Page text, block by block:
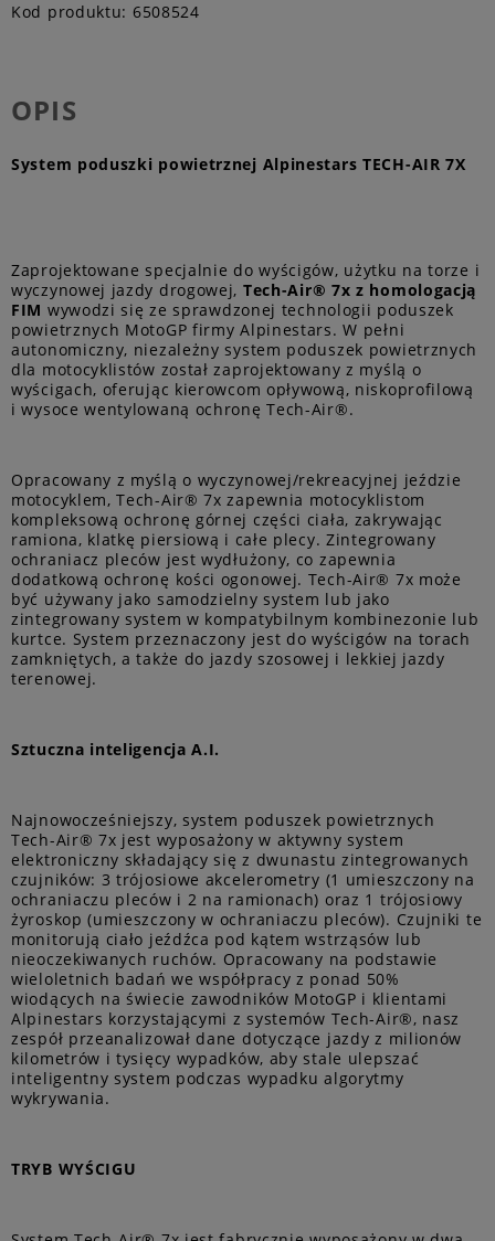
Kod produktu: 6508524
OPIS
System poduszki powietrznej Alpinestars TECH-AIR 7X
Zaprojektowane specjalnie do wyścigów, użytku na torze i
wyczynowej jazdy drogowej, Tech-Air® 7x z homologacją
FIM wywodzi się ze sprawdzonej technologii poduszek
powietrznych MotoGP firmy Alpinestars. W pełni
autonomiczny, niezależny system poduszek powietrznych
dla motocyklistów został zaprojektowany z myślą o
wyścigach, oferując kierowcom opływową, niskoprofilową
i wysoce wentylowaną ochronę Tech-Air®.
Opracowany z myślą o wyczynowej/rekreacyjnej jeździe
motocyklem, Tech-Air® 7x zapewnia motocyklistom
kompleksową ochronę górnej części ciała, zakrywając
ramiona, klatkę piersiową i całe plecy. Zintegrowany
ochraniacz pleców jest wydłużony, co zapewnia
dodatkową ochronę kości ogonowej. Tech-Air® 7x może
być używany jako samodzielny system lub jako
zintegrowany system w kompatybilnym kombinezonie lub
kurtce. System przeznaczony jest do wyścigów na torach
zamkniętych, a także do jazdy szosowej i lekkiej jazdy
terenowej.
Sztuczna inteligencja A.I.
Najnowocześniejszy, system poduszek powietrznych
Tech-Air® 7x jest wyposażony w aktywny system
elektroniczny składający się z dwunastu zintegrowanych
czujników: 3 trójosiowe akcelerometry (1 umieszczony na
ochraniaczu pleców i 2 na ramionach) oraz 1 trójosiowy
żyroskop (umieszczony w ochraniaczu pleców). Czujniki te
monitorują ciało jeźdźca pod kątem wstrząsów lub
nieoczekiwanych ruchów. Opracowany na podstawie
wieloletnich badań we współpracy z ponad 50%
wiodących na świecie zawodników MotoGP i klientami
Alpinestars korzystającymi z systemów Tech-Air®, nasz
zespół przeanalizował dane dotyczące jazdy z milionów
kilometrów i tysięcy wypadków, aby stale ulepszać
inteligentny system podczas wypadku algorytmy
wykrywania.
TRYB WYŚCIGU